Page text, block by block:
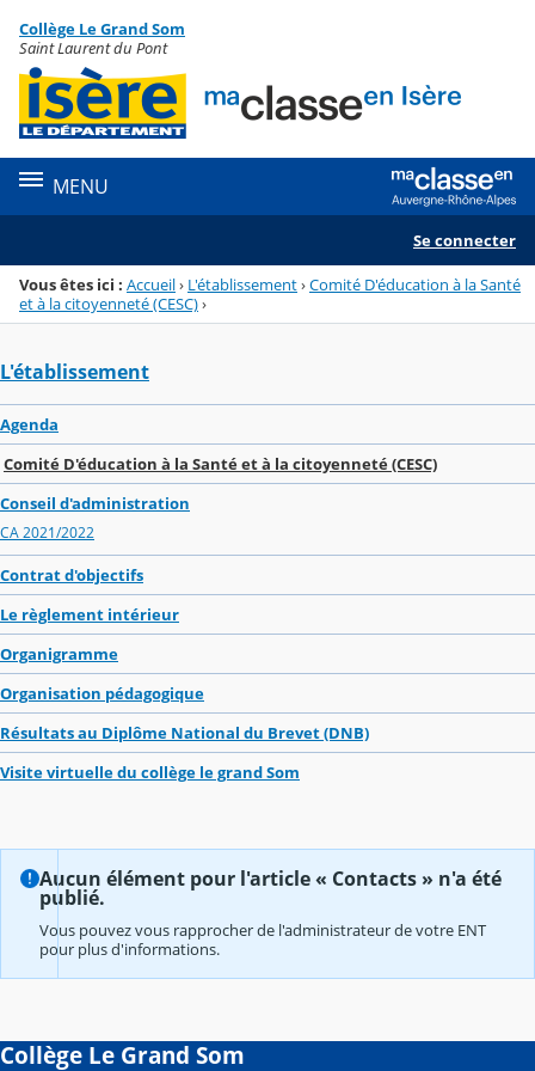
Menu de la rubrique
Contenu
Collège Le Grand Som
Saint Laurent du Pont
MENU
Se connecter
Vous êtes ici : Accueil› L'établissement›Comité D'éducation à la Santé
et à la citoyenneté (CESC)›
L'établissement
Agenda
Comité D'éducation à la Santé et à la citoyenneté (CESC)
Conseil d'administration
CA 2021/2022
Contrat d'objectifs
Le règlement intérieur
Organigramme
Organisation pédagogique
Résultats au Diplôme National du Brevet (DNB)
Visite virtuelle du collège le grand Som
Aucun élément pour l'article « Contacts » n'a été
publié.
Vous pouvez vous rapprocher de l'administrateur de votre ENT
pour plus d'informations.
Collège Le Grand Som